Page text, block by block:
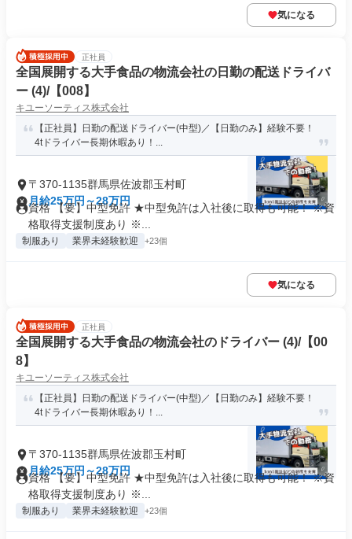
気になる
正社員
全国展開する大手食品の物流会社の日勤の配送ドライバ
ー (4)/【008】
キユーソーティス株式会社
【正社員】日勤の配送ドライバー(中型)／【日勤のみ】経験不要！
4tドライバー長期休暇あり！...
〒370-1135群馬県佐波郡玉村町
月給25万円～28万円
資格 【要】中型免許 ★中型免許は入社後に取得も可能！ ※資
格取得支援制度あり ※...
制服あり 業界未経験歓迎 +23個
気になる
正社員
全国展開する大手食品の物流会社のドライバー (4)/【00
8】
キユーソーティス株式会社
【正社員】日勤の配送ドライバー(中型)／【日勤のみ】経験不要！
4tドライバー長期休暇あり！...
〒370-1135群馬県佐波郡玉村町
月給25万円～28万円
資格 【要】中型免許 ★中型免許は入社後に取得も可能！ ※資
格取得支援制度あり ※...
制服あり 業界未経験歓迎 +23個